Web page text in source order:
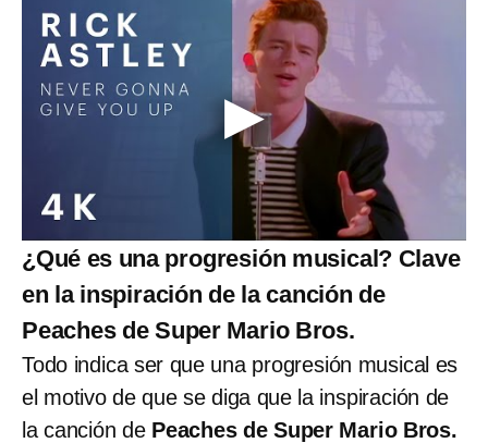
¿Qué es una progresión musical? Clave
en la inspiración de la canción de
Peaches de Super Mario Bros.
Todo indica ser que una progresión musical es
el motivo de que se diga que la inspiración de
la canción dePeaches de Super Mario Bros.